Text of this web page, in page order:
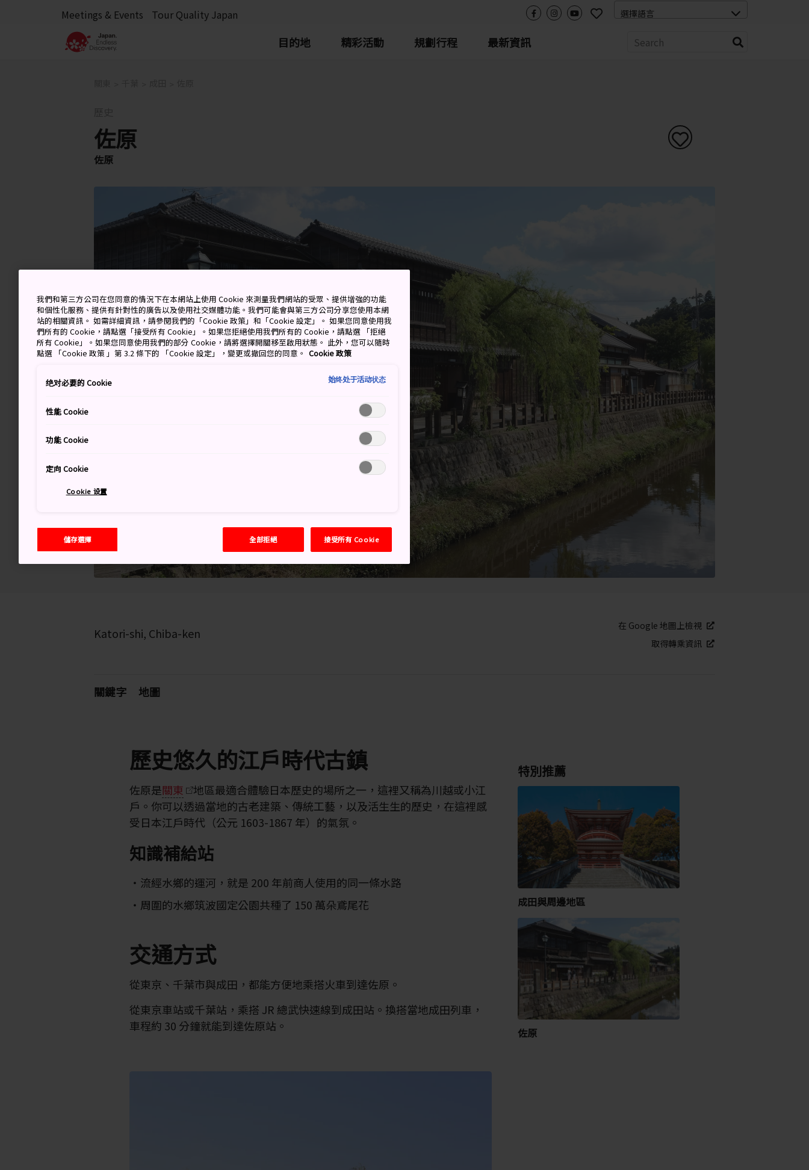
Meetings & Events Tour Quality Japan
目的地 精彩活動 規劃行程 最新資訊
佐原
佐原
Katori-shi, Chiba-ken
在 Google 地圖上檢視
取得轉乘資訊
關鍵字 地圖
歷史悠久的江戶時代古鎮
佐原是關東
地區最適合體驗日本歷史的場所之一，這裡又稱為川越或小江
戶。你可以透過當地的古老建築、傳統工藝，以及活生生的歷史，在這裡感
受日本江戶時代（公元 1603-1867 年）的氣氛。
知識補給站
流經水鄉的運河，就是 200 年前商人使用的同一條水路
周圍的水鄉筑波國定公園共種了 150 萬朵鳶尾花
交通方式
從東京、千葉市與成田，都能方便地乘搭火車到達佐原。
從東京車站或千葉站，乘搭 JR 總武快速線到成田站。換搭當地成田列車，
車程約 30 分鐘就能到達佐原站。
特別推薦
成田與周邊地區
佐原
我們和第三方公司在您同意的情況下在本網站上使用 Cookie 來測量我們網站的受眾、提供增強的功能
和個性化服務、提供有針對性的廣告以及使用社交媒體功能。我們可能會與第三方公司分享您使用本網
站的相關資訊。 如需詳細資訊，請參閱我們的「Cookie 政策」和「Cookie 設定」。 如果您同意使用我
們所有的 Cookie，請點選「接受所有 Cookie」。如果您拒絕使用我們所有的 Cookie，請點選 「拒絕
所有 Cookie」。如果您同意使用我們的部分 Cookie，請將選擇開關移至啟用狀態。 此外，您可以隨時
點選 「Cookie 政策 」第 3.2 條下的 「Cookie 設定」，變更或撤回您的同意。 Cookie 政策
绝对必要的 Cookie 始终处于活动状态
性能 Cookie
功能 Cookie
定向 Cookie
Cookie 设置
儲存選擇 全部拒絕 接受所有 Cookie